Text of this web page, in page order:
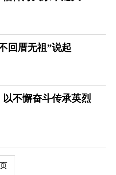
回厝无祖”说起
以不懈奋斗传承英烈